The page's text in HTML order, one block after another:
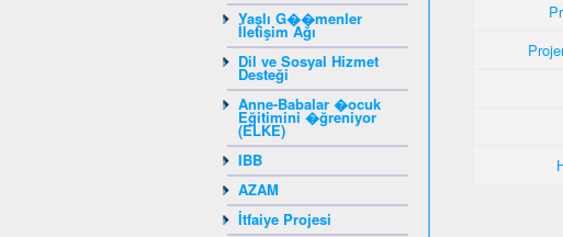
Yaşlı G��menler
İletişim Ağı
Dil ve Sosyal Hizmet
Desteği
Anne-Babalar �ocuk
Eğitimini �ğreniyor
(ELKE)
IBB
AZAM
İtfaiye Projesi